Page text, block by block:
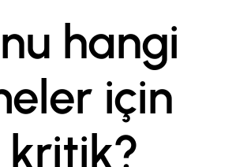
hangi
için